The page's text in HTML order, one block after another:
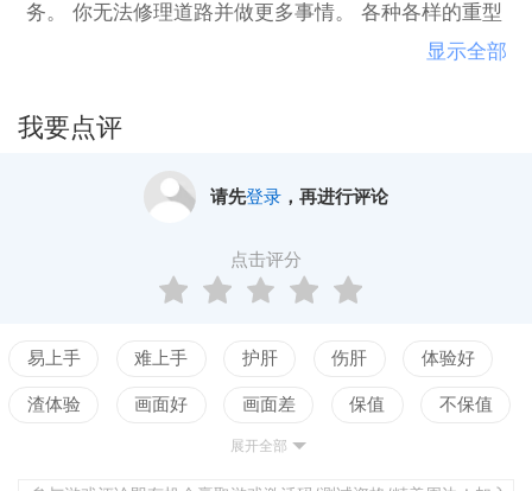
务。 你无法修理道路并做更多事情。 各种各样的重型
建筑设备随时可供您使用。 使用路面铣削，体积庞大
等！特点挑战性任务的挑战一个拥有碎石采石场，港
车等特殊车辆多样化的任务： 出售车辆，处理瓦砾和
组织建筑材料大小分配：修路，挖地基和修理跑道
显示全部
我要点评
请先登录，再进行评论
点击评分
易上手 难上手 护肝 伤肝 体验好
渣体验 画面好 画面差 保值 不保值
测试
展开全部